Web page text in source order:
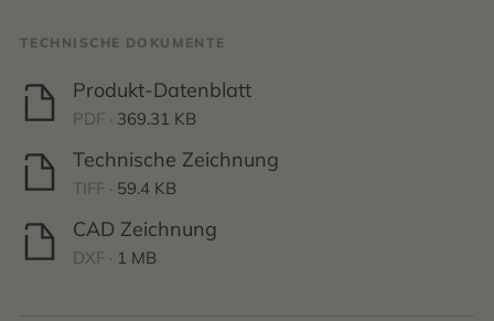
TECHNISCHE DOKUMENTE
Produkt-Datenblatt
PDF · 369.31 KB
Technische Zeichnung
TIFF · 59.4 KB
CAD Zeichnung
DXF · 1 MB